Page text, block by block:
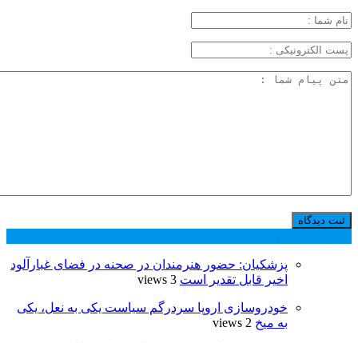
پزشکیان: حضور هنرمندان در صحنه در فضای غبارآلود
اخیر قابل تقدیر است 3 views
خودروسازی اروپا سردرگم سیاست یکی به نعل، یکی
به میخ 2 views